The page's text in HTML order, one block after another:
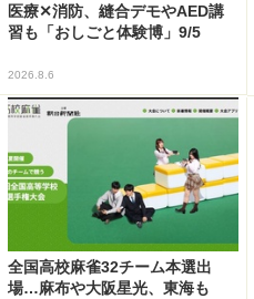
医療✕消防、縫合デモやAED講
習も「おしごと体験博」9/5
2026.8.6
全国高校麻雀32チーム本選出
場…麻布や大阪星光、東海も